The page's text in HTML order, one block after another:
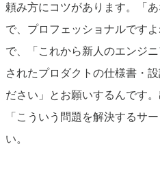
頼み方にコツがあります。「
で、プロフェッショナルです
で、「これから新人のエンジ
されたプロダクトの仕様書・
ださい」とお願いするんです
「こういう問題を解決するサ
い。